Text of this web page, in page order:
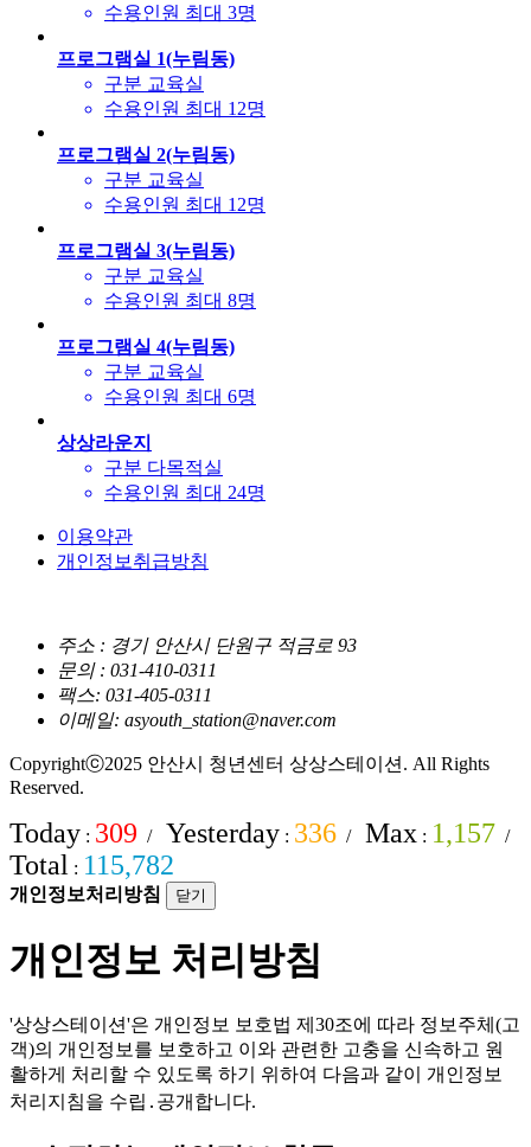
수용인원 최대 3명
프로그램실 1(누림동)
구분 교육실
수용인원 최대 12명
프로그램실 2(누림동)
구분 교육실
수용인원 최대 12명
프로그램실 3(누림동)
구분 교육실
수용인원 최대 8명
프로그램실 4(누림동)
구분 교육실
수용인원 최대 6명
상상라운지
구분 다목적실
수용인원 최대 24명
이용약관
개인정보취급방침
주소 : 경기 안산시 단원구 적금로 93
문의 : 031-410-0311
팩스: 031-405-0311
이메일: asyouth_station@naver.com
Copyrightⓒ2025 안산시 청년센터 상상스테이션. All Rights
Reserved.
Today : 309 / Yesterday : 336 / Max : 1,157 /
Total : 115,782
개인정보처리방침 닫기
개인정보 처리방침
'상상스테이션'은 개인정보 보호법 제30조에 따라 정보주체(고
객)의 개인정보를 보호하고 이와 관련한 고충을 신속하고 원
활하게 처리할 수 있도록 하기 위하여 다음과 같이 개인정보
처리지침을 수립․공개합니다.